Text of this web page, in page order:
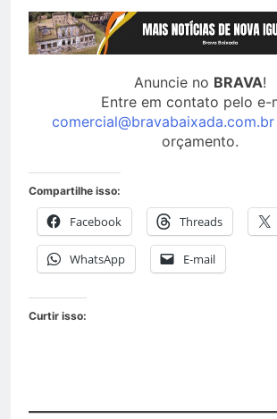
Anuncie no BRAVA!
Entre em contato pelo e-
comercial@bravabaixada.com.br
orçamento.
Compartilhe isso:
Facebook Threads
WhatsApp E-mail
Curtir isso: